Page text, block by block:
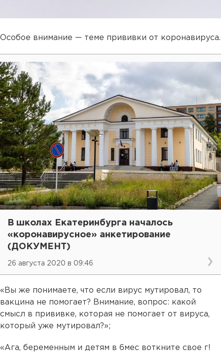
Особое внимание — теме прививки от коронавируса.
В школах Екатеринбурга началось
«коронавирусное» анкетирование
(ДОКУМЕНТ)
26 августа 2020 в 09:46
«Вы же понимаете, что если вирус мутировал, то
вакцина не помогает? Внимание, вопрос: какой
смысл в прививке, которая не помогает от вируса,
который уже мутировал?»;
«Ага, беременным и детям в 6мес воткните свое г!